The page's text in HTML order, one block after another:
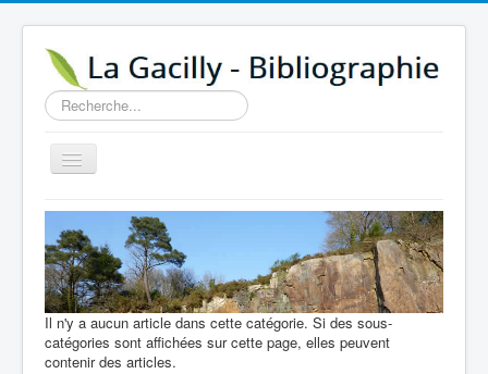
Rechercher
Basculer
la
Accueil
14e au 18e siècle
Sources
Visiter
Agenda
Il n'y a aucun article dans cette catégorie. Si des sous-
catégories sont affichées sur cette page, elles peuvent
contenir des articles.